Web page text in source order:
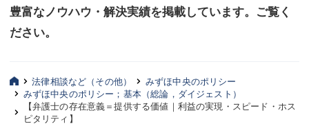
みずほ中央の特長・実質編
みずほ中央の特長・形式編
三平 聡史
酒井 博之
豊富なノウハウ・解決実績を掲載しています。ご覧く
ださい。
みずほ中央の特長・実質編
みずほ中央の特長・形式編
三平 聡史
酒井 博之
法律相談など（その他）
みずほ中央のポリシー
みずほ中央のポリシー；基本（総論，ダイジェスト）
【弁護士の存在意義＝提供する価値｜利益の実現・スピード・ホス
ピタリティ】